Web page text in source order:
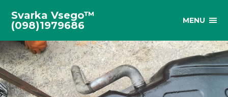
Svarka Vsego™
(098)1979686
MENU